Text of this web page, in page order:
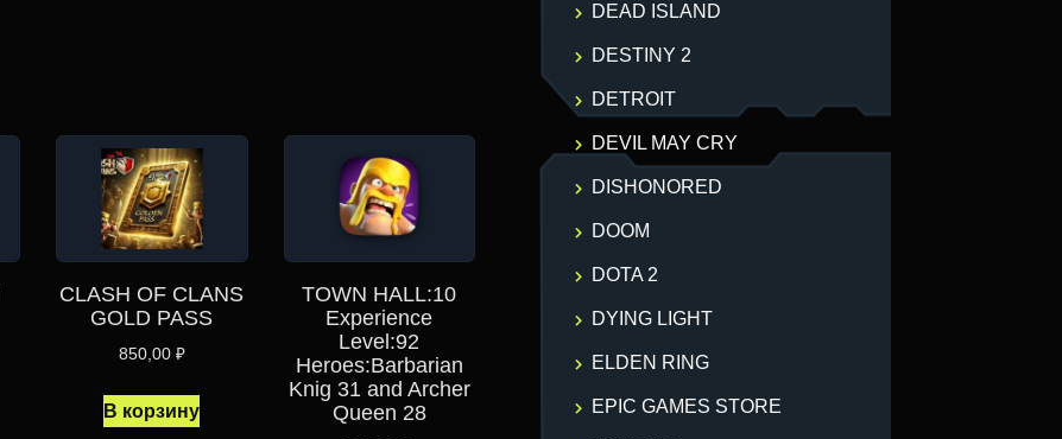
CLASH OF CLANS
GOLD PASS
850,00 ₽
В корзину
TOWN HALL:10
Experience
Level:92
Heroes:Barbarian
Knig 31 and Archer
Queen 28
DEAD ISLAND
DESTINY 2
DETROIT
DEVIL MAY CRY
DISHONORED
DOOM
DOTA 2
DYING LIGHT
ELDEN RING
EPIC GAMES STORE